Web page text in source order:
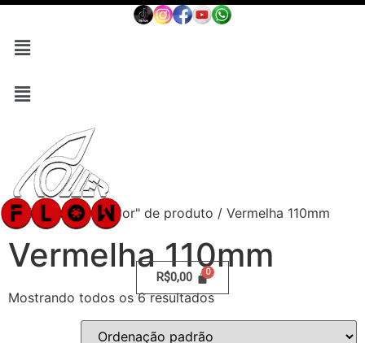
R$0,00
Início / Atributo "Cor" de produto / Vermelha 110mm
Vermelha 110mm
Mostrando todos os 6 resultados